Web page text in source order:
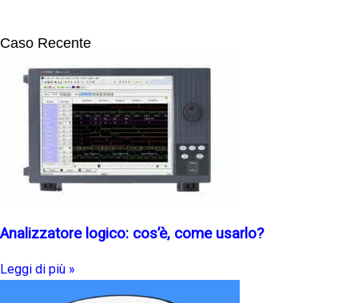
Caso Recente
Analizzatore logico: cos’è, come usarlo?
Leggi di più »